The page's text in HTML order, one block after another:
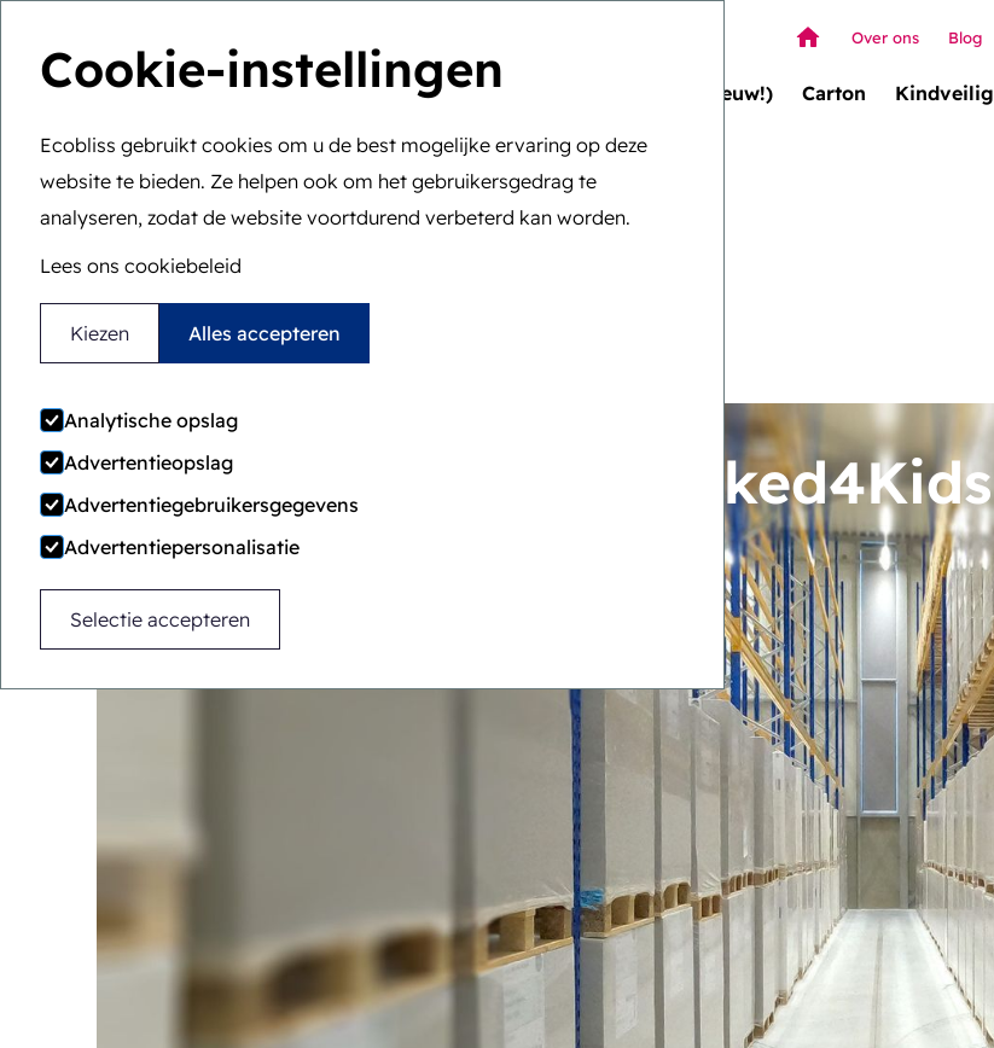
Cookie-instellingen
Ecobliss gebruikt cookies om u de best mogelijke ervaring op deze
website te bieden. Ze helpen ook om het gebruikersgedrag te
analyseren, zodat de website voortdurend verbeterd kan worden.
Lees ons cookiebeleid
Kiezen Alles accepteren
Analytische opslag
Advertentieopslag
Advertentiegebruikersgegevens
Advertentiepersonalisatie
Selectie accepteren
Wallet Box (nieuw!) Carton Kindveilig
Over ons Blog
U bent hier:
Home Algemeen > Cookies
Cookiebeleid voor Locked4Kids